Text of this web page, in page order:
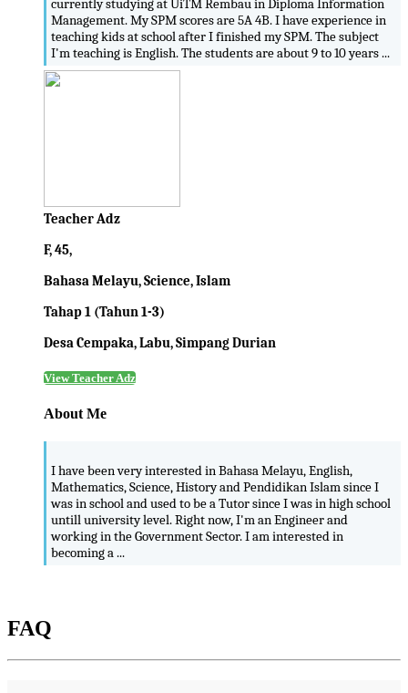
currently studying at UiTM Rembau in Diploma Information
Management. My SPM scores are 5A 4B. I have experience in
teaching kids at school after I finished my SPM. The subject
I'm teaching is English. The students are about 9 to 10 years ...
Teacher Adz
F, 45,
Bahasa Melayu, Science, Islam
Tahap 1 (Tahun 1-3)
Desa Cempaka, Labu, Simpang Durian
View Teacher Adz
About Me
I have been very interested in Bahasa Melayu, English,
Mathematics, Science, History and Pendidikan Islam since I
was in school and used to be a Tutor since I was in high school
untill university level. Right now, I'm an Engineer and
working in the Government Sector. I am interested in
becoming a ...
FAQ